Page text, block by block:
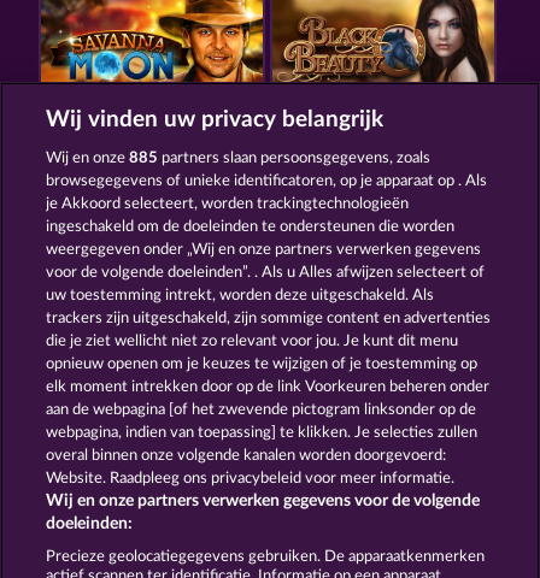
SAVANNA MOON BLACK BEAUTY
KING OF THE JUNGLE CUTIE CAT
Algemene voorwaarden Privacyverklaring
Colofon Bedrijf FAQ Woordenlijst
Partnerprogramma Facebook
Terugbetalingsverzoek indienen
Wij vinden uw privacy belangrijk
Wij en onze885 partners slaan persoonsgegevens, zoals
browsegegevens of unieke identificatoren, op je apparaat op . Als
je Akkoord selecteert, worden trackingtechnologieën
ingeschakeld om de doeleinden te ondersteunen die worden
weergegeven onder „Wij en onze partners verwerken gegevens
voor de volgende doeleinden”. . Als u Alles afwijzen selecteert of
uw toestemming intrekt, worden deze uitgeschakeld. Als
trackers zijn uitgeschakeld, zijn sommige content en advertenties
die je ziet wellicht niet zo relevant voor jou. Je kunt dit menu
opnieuw openen om je keuzes te wijzigen of je toestemming op
elk moment intrekken door op de link Voorkeuren beheren onder
aan de webpagina [of het zwevende pictogram linksonder op de
webpagina, indien van toepassing] te klikken. Je selecties zullen
overal binnen onze volgende kanalen worden doorgevoerd:
Website. Raadpleeg ons privacybeleid voor meer informatie.
Wij en onze partners verwerken gegevens voor de volgende
doeleinden:
Precieze geolocatiegegevens gebruiken. De apparaatkenmerken